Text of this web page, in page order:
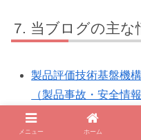
当ブログの主な
製品評価技術基盤機
（製品事故・安全情報
消費者庁 公式ウェブ
護）
メニュー ホーム